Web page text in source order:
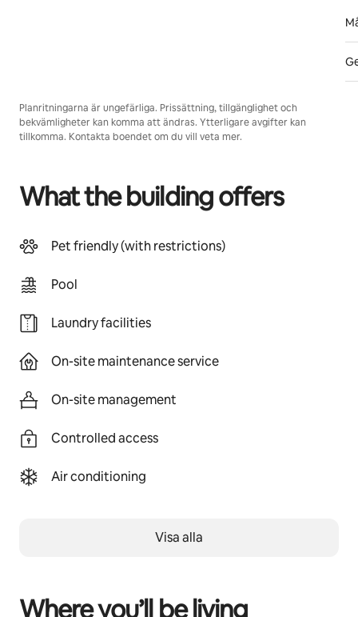
Planritningarna är ungefärliga. Prissättning, tillgänglighet och
bekvämligheter kan komma att ändras. Ytterligare avgifter kan
tillkomma. Kontakta boendet om du vill veta mer.
What the building offers
Pet friendly (with restrictions)
Pool
Laundry facilities
On-site maintenance service
On-site management
Controlled access
Air conditioning
Visa alla
Where you’ll be living